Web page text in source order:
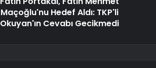
Maçoğlu'nu Hedef Aldı: TKP'li
Okuyan'ın Cevabı Gecikmedi